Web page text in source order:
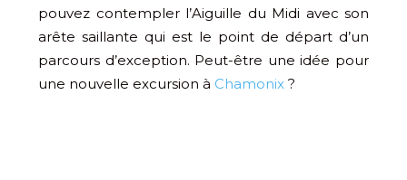
pouvez contempler l’Aiguille du Midi avec son
arête saillante qui est le point de départ d’un
parcours d’exception. Peut-être une idée pour
une nouvelle excursion à Chamonix ?